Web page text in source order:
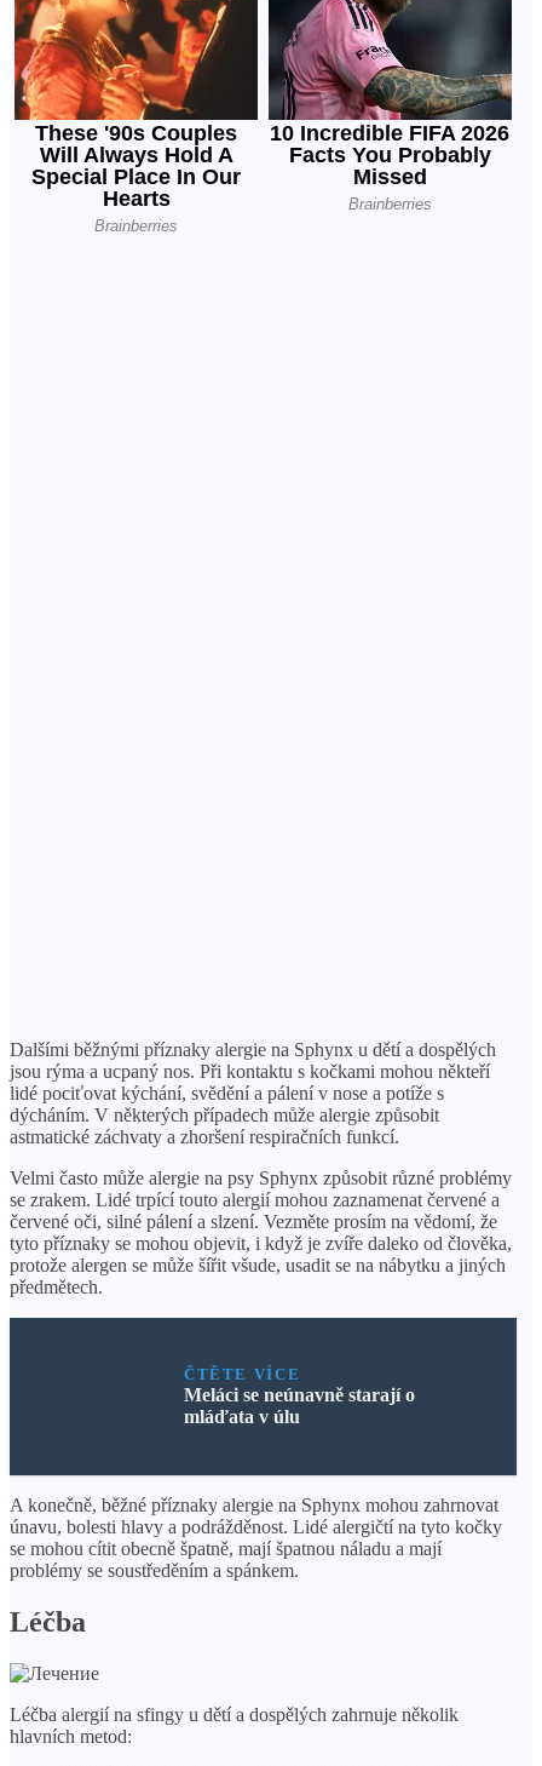
Dalšími běžnými příznaky alergie na Sphynx u dětí a dospělých
jsou rýma a ucpaný nos. Při kontaktu s kočkami mohou někteří
lidé pociťovat kýchání, svědění a pálení v nose a potíže s
dýcháním. V některých případech může alergie způsobit
astmatické záchvaty a zhoršení respiračních funkcí.
Velmi často může alergie na psy Sphynx způsobit různé problémy
se zrakem. Lidé trpící touto alergií mohou zaznamenat červené a
červené oči, silné pálení a slzení. Vezměte prosím na vědomí, že
tyto příznaky se mohou objevit, i když je zvíře daleko od člověka,
protože alergen se může šířit všude, usadit se na nábytku a jiných
předmětech.
ČTĚTE VÍCE
Meláci se neúnavně starají o
mláďata v úlu
A konečně, běžné příznaky alergie na Sphynx mohou zahrnovat
únavu, bolesti hlavy a podrážděnost. Lidé alergičtí na tyto kočky
se mohou cítit obecně špatně, mají špatnou náladu a mají
problémy se soustředěním a spánkem.
Léčba
Léčba alergií na sfingy u dětí a dospělých zahrnuje několik
hlavních metod: